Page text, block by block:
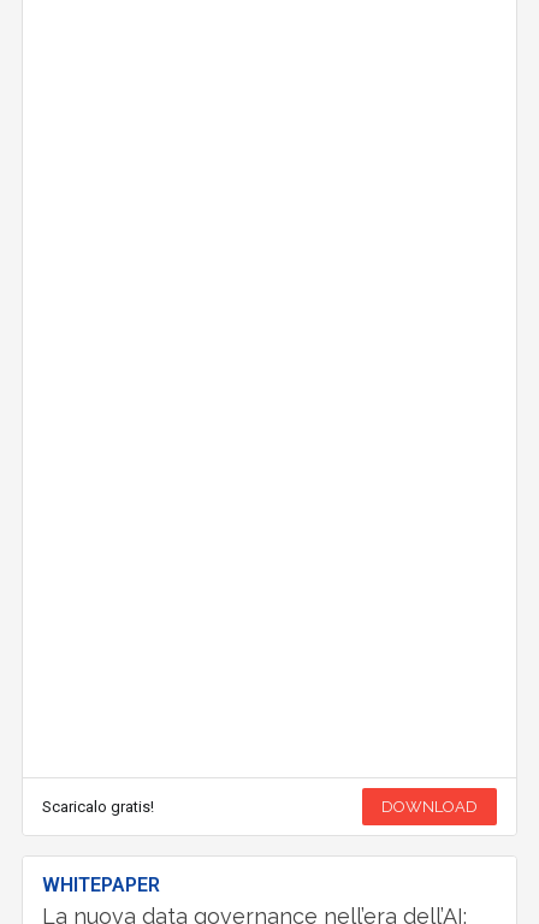
Scaricalo gratis! DOWNLOAD
WHITEPAPER
La nuova data governance nell’era dell’AI: